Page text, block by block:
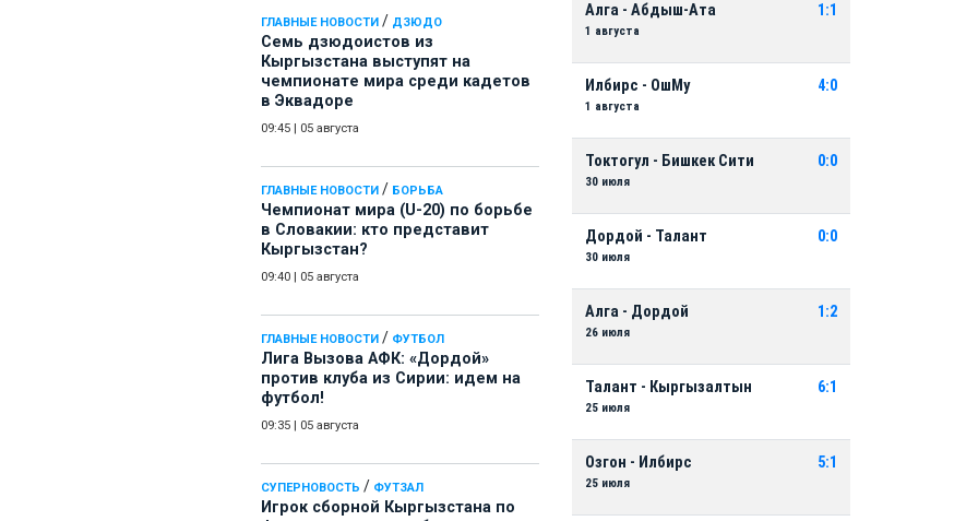
ГЛАВНЫЕ НОВОСТИ / ДЗЮДО
Семь дзюдоистов из
Кыргызстана выступят на
чемпионате мира среди кадетов
в Эквадоре
09:45 05 августа
ГЛАВНЫЕ НОВОСТИ / БОРЬБА
Чемпионат мира (U-20) по борьбе
в Словакии: кто представит
Кыргызстан?
09:40 05 августа
ГЛАВНЫЕ НОВОСТИ / ФУТБОЛ
Лига Вызова АФК: «Дордой»
против клуба из Сирии: идем на
футбол!
09:35 05 августа
СУПЕРНОВОСТЬ / ФУТЗАЛ
Игрок сборной Кыргызстана по
Алга - Абдыш-Ата
1 августа
1:1
Илбирс - ОшМу
1 августа
4:0
Токтогул - Бишкек Сити
30 июля
0:0
Дордой - Талант
30 июля
0:0
Алга - Дордой
26 июля
1:2
Талант - Кыргызалтын
25 июля
6:1
Озгон - Илбирс
25 июля
5:1